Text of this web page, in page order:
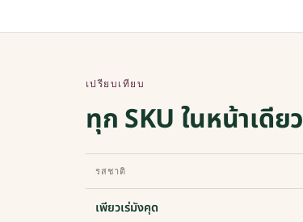
เปรียบเทียบ
ทุก SKU ในหน้าเดียว
รสชาติ
เพียวเร่มังคุด